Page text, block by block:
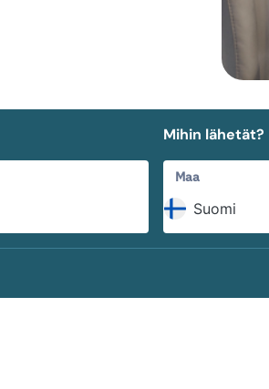
Mihin lähetät?
Maa